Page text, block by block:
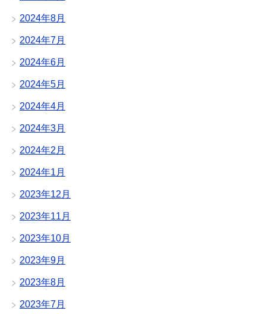
2024年8月
2024年7月
2024年6月
2024年5月
2024年4月
2024年3月
2024年2月
2024年1月
2023年12月
2023年11月
2023年10月
2023年9月
2023年8月
2023年7月